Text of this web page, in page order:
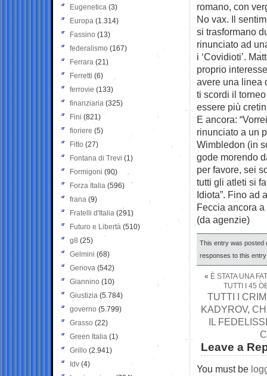
romano, con
No vax. Il
si trasformano
rinunciato ad
i ‘Covidioti’.
proprio
avere una linea
ti scordi il
essere più
E ancora:
rinunciato a un
Wimbledon (in
gode morendo
per favore, sei
tutti gli atleti si
Idiota”. Fino ad
Feccia ancora
(da agenzie)
This entry was posted
responses to this
« È STATA UNA
TUTTI I 45
TUTTI I
KADYROV,
IL
Leave a
You must be
Eugenetica (3)
Europa (1.314)
Fassino (13)
federalismo (167)
Ferrara (21)
Ferretti (6)
ferrovie (133)
finanziaria (325)
Fini (821)
fioriere (5)
Fitto (27)
Fontana di Trevi (1)
Formigoni (90)
Forza Italia (596)
frana (9)
Fratelli d'Italia (291)
Futuro e Libertà (510)
g8 (25)
Gelmini (68)
Genova (542)
Giannino (10)
Giustizia (5.784)
governo (5.799)
Grasso (22)
Green Italia (1)
Grillo (2.941)
Idv (4)